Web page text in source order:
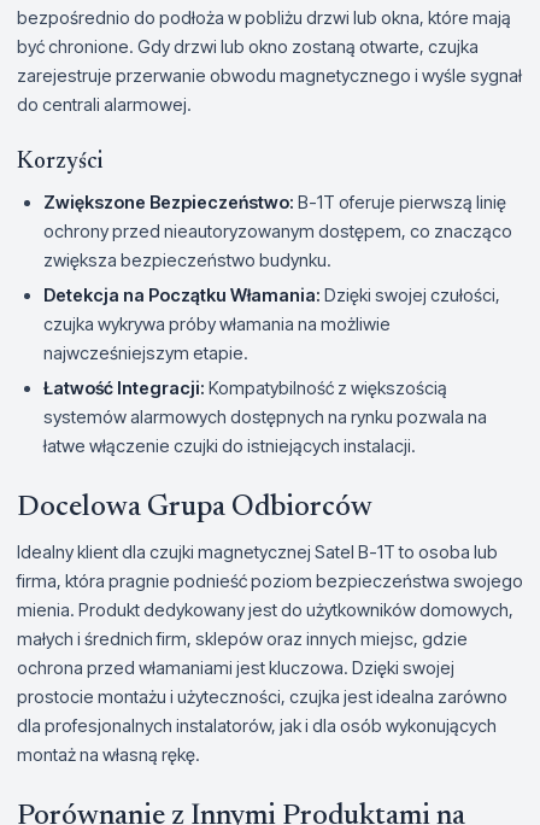
bezpośrednio do podłoża w pobliżu drzwi lub okna, które mają
być chronione. Gdy drzwi lub okno zostaną otwarte, czujka
zarejestruje przerwanie obwodu magnetycznego i wyśle sygnał
do centrali alarmowej.
Korzyści
Zwiększone Bezpieczeństwo: B-1T oferuje pierwszą linię
ochrony przed nieautoryzowanym dostępem, co znacząco
zwiększa bezpieczeństwo budynku.
Detekcja na Początku Włamania: Dzięki swojej czułości,
czujka wykrywa próby włamania na możliwie
najwcześniejszym etapie.
Łatwość Integracji: Kompatybilność z większością
systemów alarmowych dostępnych na rynku pozwala na
łatwe włączenie czujki do istniejących instalacji.
Docelowa Grupa Odbiorców
Idealny klient dla czujki magnetycznej Satel B-1T to osoba lub
firma, która pragnie podnieść poziom bezpieczeństwa swojego
mienia. Produkt dedykowany jest do użytkowników domowych,
małych i średnich firm, sklepów oraz innych miejsc, gdzie
ochrona przed włamaniami jest kluczowa. Dzięki swojej
prostocie montażu i użyteczności, czujka jest idealna zarówno
dla profesjonalnych instalatorów, jak i dla osób wykonujących
montaż na własną rękę.
Porównanie z Innymi Produktami na